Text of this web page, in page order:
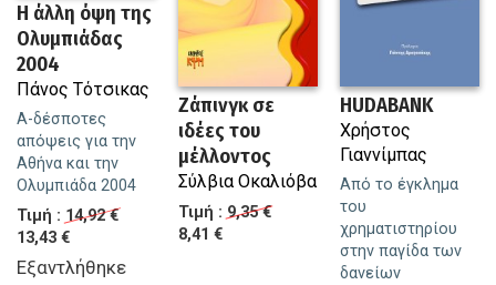
Η άλλη όψη της
Ολυμπιάδας
2004
Πάνος Τότσικας
Α-δέσποτες
απόψεις για την
Αθήνα και την
Ολυμπιάδα 2004
Τιμή : 14,92 €
13,43 €
Εξαντλήθηκε
Ζάπινγκ σε
ιδέες του
μέλλοντος
Σύλβια Οκαλιόβα
Τιμή : 9,35 €
8,41 €
HUDABANK
Χρήστος
Γιαννίμπας
Από το έγκλημα
του
χρηματιστηρίου
στην παγίδα των
δανείων